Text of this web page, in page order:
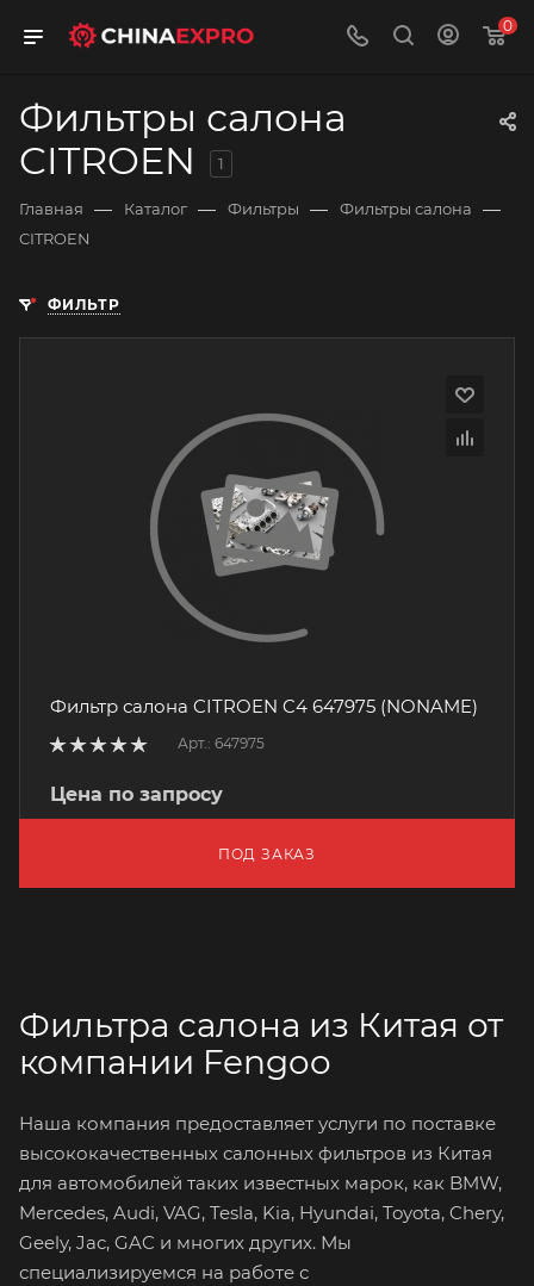
0
Фильтры салона
CITROEN
1
Главная — Каталог — Фильтры — Фильтры салона —
CITROEN
ФИЛЬТР
Фильтр салона CITROEN C4 647975 (NONAME)
Арт.: 647975
Цена по запросу
ПОД ЗАКАЗ
Фильтра салона из Китая от
компании Fengoo
Наша компания предоставляет услуги по поставке
высококачественных салонных фильтров из Китая
для автомобилей таких известных марок, как BMW,
Mercedes, Audi, VAG, Tesla, Kia, Hyundai, Toyota, Chery,
Geely, Jac, GAC и многих других. Мы
специализируемся на работе с